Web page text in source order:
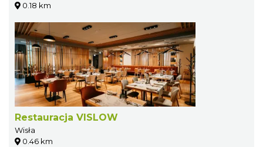
0.18 km
Restauracja VISLOW
Wisła
0.46 km